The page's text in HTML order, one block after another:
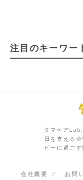
注目のキーワー
タマケア
日を支える
ピーに過ご
会社概要 お問